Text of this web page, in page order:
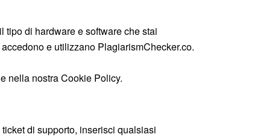
di hardware e software che stai
e utilizzano PlagiarismChecker.co.
nella nostra Cookie Policy.
di supporto, inserisci qualsiasi